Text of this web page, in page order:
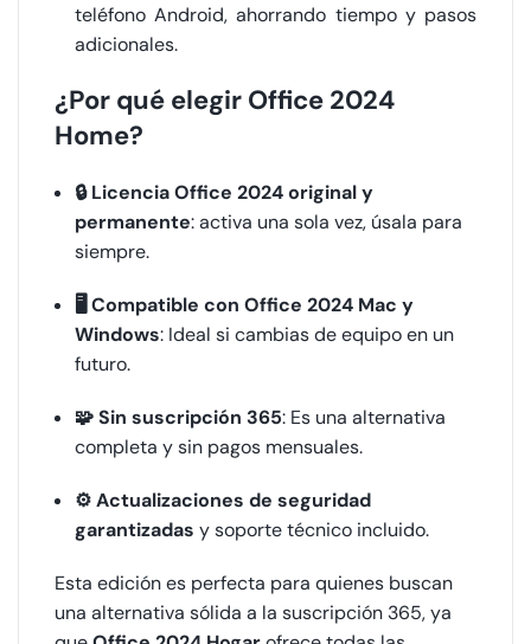
teléfono Android, ahorrando tiempo y pasos
adicionales.
¿Por qué elegir Office 2024
Home?
🔒 Licencia Office 2024 original y
permanente: activa una sola vez, úsala para
siempre.
🖥️ Compatible con Office 2024 Mac y
Windows: Ideal si cambias de equipo en un
futuro.
🧩 Sin suscripción 365: Es una alternativa
completa y sin pagos mensuales.
⚙️ Actualizaciones de seguridad
garantizadas y soporte técnico incluido.
Esta edición es perfecta para quienes buscan
una alternativa sólida a la suscripción 365, ya